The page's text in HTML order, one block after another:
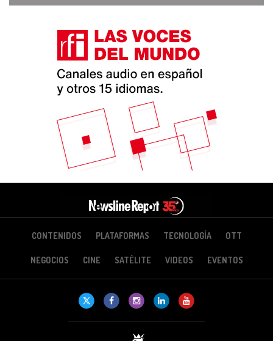
CONTENIDOS PLATAFORMAS TECNOLOGÍA OTT
NEGOCIOS CINE SATÉLITE VIDEOS EVENTOS